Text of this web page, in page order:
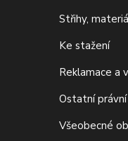
Střihy,
Ke stažení
Reklamace a
Ostatní
Všeobecné